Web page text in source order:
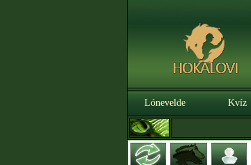
Lónevelde Kvíz